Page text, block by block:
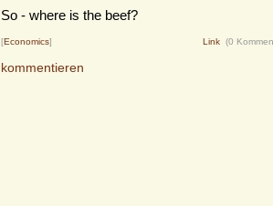
So - where is the beef?
[Economics] Link (0
kommentieren